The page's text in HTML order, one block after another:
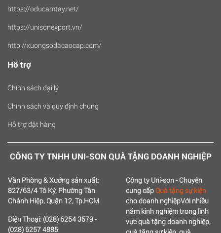
https://oducamtay.net/
https://unisonexport.vn/
http://xuongsodacaocap.com/
Hỗ trợ
Chính sách đại lý
Chính sách và quy định chung
Hỗ trợ đặt hàng
CÔNG TY TNHH UNI-SON QUÀ TẶNG DOANH NGHIỆP
Văn Phòng & Xưởng sản xuất:
827/63/4 Tô Ký, Phường Tân
Chánh Hiệp, Quận 12, Tp.HCM
Điện Thoại: (028) 6254 3579 -
(028) 6257 4885
Công ty Uni-son - Chuyên
cung cấp Quà tặng sự kiện
cho doanh nghiệpVới nhiều
năm kinh nghiệm trong lĩnh
vực quà tặng doanh nghiệp,